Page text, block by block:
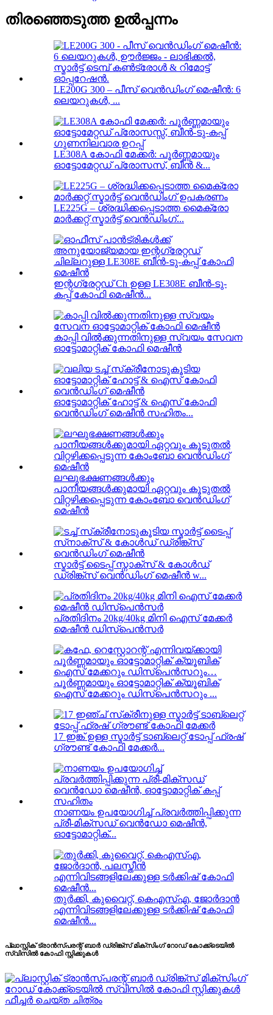
തിരഞ്ഞെടുത്ത ഉൽപ്പന്നം
LE200G 300 – പീസ് വെൻഡിംഗ് മെഷീൻ: 6
ലെയറുകൾ, ...
LE308A കോഫി മേക്കർ: പൂർണ്ണമായും
ഓട്ടോമേറ്റഡ് പ്രോസസ്, ബീൻ &...
LE225G – ശ്രദ്ധിക്കപ്പെടാത്ത മൈക്രോ
മാർക്കറ്റ് സ്മാർട്ട് വെൻഡിംഗ്...
ഇന്റഗ്രേറ്റഡ് Ch ഉള്ള LE308E ബീൻ-ടു-
കപ്പ് കോഫി മെഷീൻ...
കാപ്പി വിൽക്കുന്നതിനുള്ള സ്വയം സേവന
ഓട്ടോമാറ്റിക് കോഫി മെഷീൻ
ഓട്ടോമാറ്റിക് ഹോട്ട് & ഐസ് കോഫി
വെൻഡിംഗ് മെഷീൻ സഹിതം...
ലഘുഭക്ഷണങ്ങൾക്കും
പാനീയങ്ങൾക്കുമായി ഏറ്റവും കൂടുതൽ
വിറ്റഴിക്കപ്പെടുന്ന കോംബോ വെൻഡിംഗ്
മെഷീൻ
സ്മാർട്ട് ടൈപ്പ് സ്നാക്സ് & കോൾഡ്
ഡ്രിങ്ക്സ് വെൻഡിംഗ് മെഷീൻ w...
പ്രതിദിനം 20kg/40kg മിനി ഐസ് മേക്കർ
മെഷീൻ ഡിസ്പെൻസർ
പൂർണ്ണമായും ഓട്ടോമാറ്റിക് ക്യൂബിക്
ഐസ് മേക്കറും ഡിസ്പെൻസറും ...
17 ഇങ്ക് ഉള്ള സ്മാർട്ട് ടാബ്‌ലെറ്റ് ടോപ്പ് ഫ്രഷ്
ഗ്രൗണ്ട് കോഫി മേക്കർ...
നാണയം ഉപയോഗിച്ച് പ്രവർത്തിപ്പിക്കുന്ന
പ്രീ-മിക്സഡ് വെൻഡോ മെഷീൻ,
ഓട്ടോമാറ്റിക്...
തുർക്കി, കുവൈറ്റ്, കെഎസ്എ, ജോർദാൻ
എന്നിവിടങ്ങളിലേക്കുള്ള ടർക്കിഷ് കോഫി
മെഷീൻ...
പ്ലാസ്റ്റിക് ട്രാൻസ്പരന്റ് ബാർ ഡ്രിങ്ക്സ് മിക്സിംഗ് റോഡ് കോക്ക്ടെയിൽ
സ്വിസിൽ കോഫി സ്റ്റിക്കുകൾ